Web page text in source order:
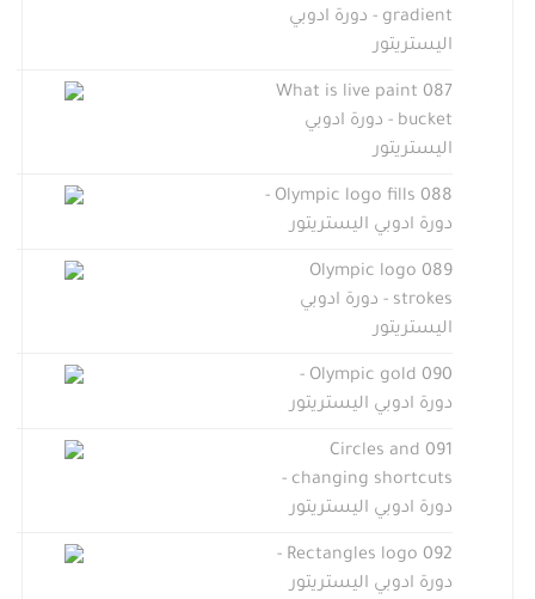
gradient - دورة ادوبي
اليستريتور
087 What is live paint
bucket - دورة ادوبي
اليستريتور
088 Olympic logo fills -
دورة ادوبي اليستريتور
089 Olympic logo
strokes - دورة ادوبي
اليستريتور
090 Olympic gold -
دورة ادوبي اليستريتور
091 Circles and
changing shortcuts -
دورة ادوبي اليستريتور
092 Rectangles logo -
دورة ادوبي اليستريتور